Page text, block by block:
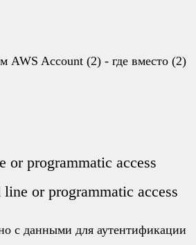
AWS Account (2) - где вместо (2)
or programmatic access
or programmatic access
с данными для аутентификации